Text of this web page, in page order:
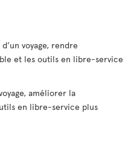
voyage, rendre
et les outils en libre-service
améliorer la
en libre-service plus